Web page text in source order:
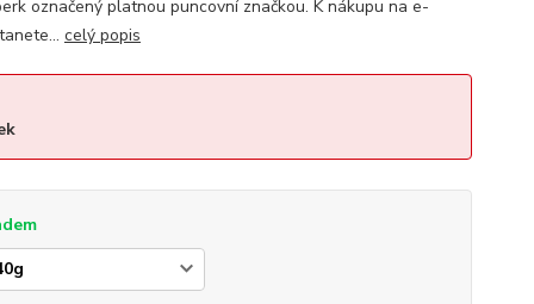
označený platnou puncovní značkou. K nákupu na e-
celý popis